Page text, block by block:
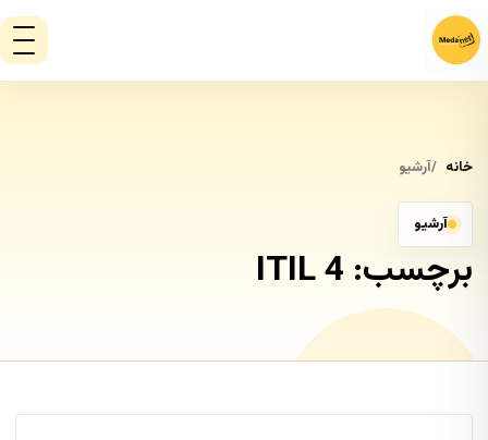
خانه آرشیو
آرشیو
برچسب: ITIL 4